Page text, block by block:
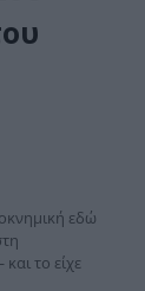
εδώ
το είχε